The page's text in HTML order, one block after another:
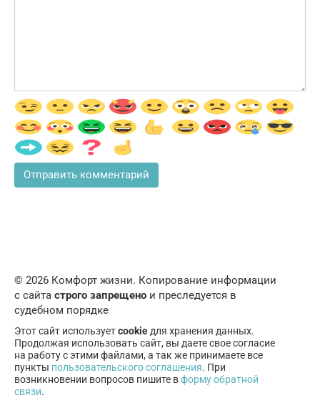
© 2026 Комфорт жизни. Копирование информации
с сайта строго запрещено и преследуется в
судебном порядке
Этот сайт используетcookie для хранения данных.
Продолжая использовать сайт, вы даете свое согласие
на работу с этими файлами, а так же принимаете все
пункты пользовательского соглашения. При
возникновении вопросов пишите вформу обратной
связи.